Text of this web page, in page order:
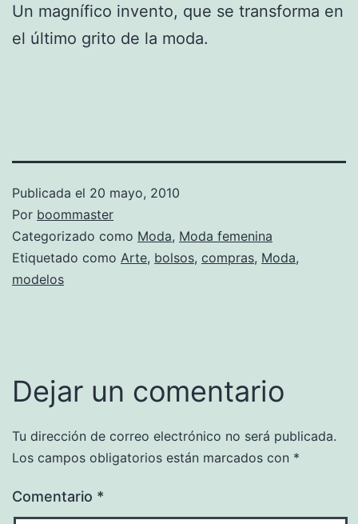
Un magnífico invento, que se transforma en
el último grito de la moda.
Publicada el 20 mayo, 2010
Por boommaster
Categorizado como Moda, Moda femenina
Etiquetado como Arte, bolsos, compras, Moda,
modelos
Dejar un comentario
Tu dirección de correo electrónico no será publicada.
Los campos obligatorios están marcados con *
Comentario *